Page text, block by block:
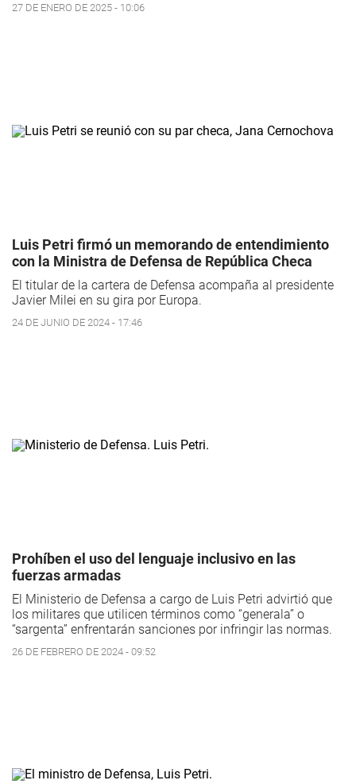
27 DE ENERO DE 2025 - 10:06
Luis Petri firmó un memorando de entendimiento
con la Ministra de Defensa de República Checa
El titular de la cartera de Defensa acompaña al presidente
Javier Milei en su gira por Europa.
24 DE JUNIO DE 2024 - 17:46
Prohíben el uso del lenguaje inclusivo en las
fuerzas armadas
El Ministerio de Defensa a cargo de Luis Petri advirtió que
los militares que utilicen términos como “generala” o
“sargenta” enfrentarán sanciones por infringir las normas.
26 DE FEBRERO DE 2024 - 09:52